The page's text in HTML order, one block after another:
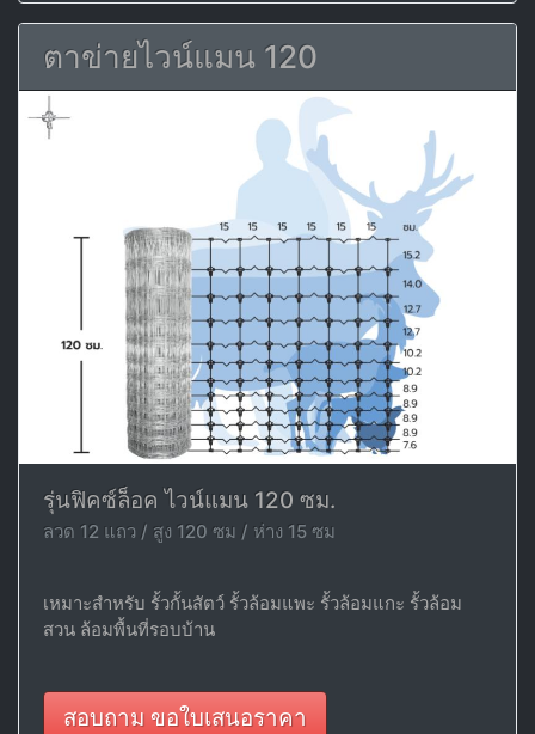
ตาข่ายไวน์แมน 120
รุ่นฟิคซ์ล็อค ไวน์แมน 120 ซม.
ลวด 12 แถว / สูง 120 ซม / ห่าง 15 ซม
เหมาะสำหรับ รั้วกั้นสัตว์ รั้วล้อมแพะ รั้วล้อมแกะ รั้วล้อม
สวน ล้อมพื้นที่รอบบ้าน
สอบถาม ขอใบเสนอราคา